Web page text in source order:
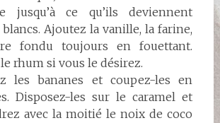
jusqu’à ce qu’ils deviennent
Ajoutez la vanille, la farine,
fondu toujours en fouettant.
rhum si vous le désirez.
les bananes et coupez-les en
Disposez-les sur le caramel et
avec la moitié le noix de coco